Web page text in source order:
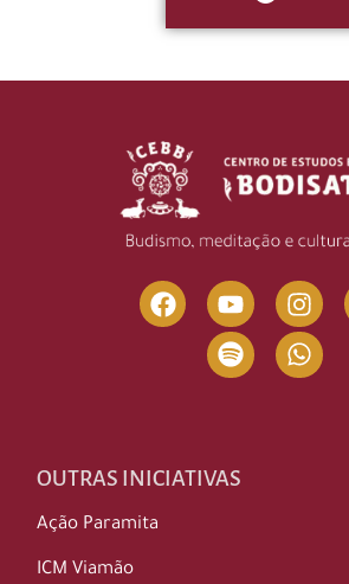
OUTRAS INICIATIVAS
Ação Paramita
ICM Viamão